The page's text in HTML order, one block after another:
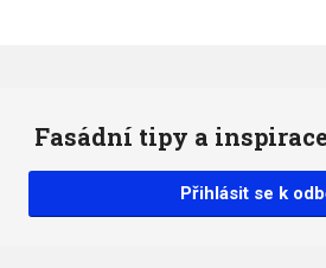
Fasádní tipy a
Přihlásit se k